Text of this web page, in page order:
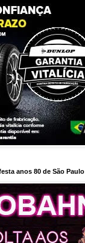
anos 80 de São Paulo